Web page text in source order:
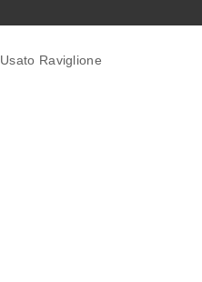
Usato Raviglione